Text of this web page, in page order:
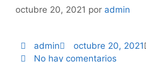
octubre 20, 2021 por admin
admin octubre 20, 2021
No hay comentarios